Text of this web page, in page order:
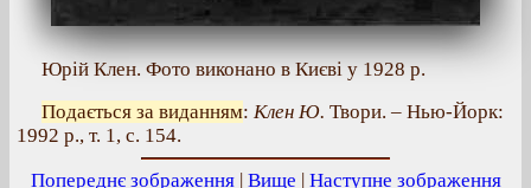
Юрій Клен. Фото виконано в Києві у 1928 р.
Подається за виданням: Клен Ю. Твори. – Нью-Йорк:
1992 р., т. 1, с. 154.
Попереднє зображення| Вище | Наступне зображення